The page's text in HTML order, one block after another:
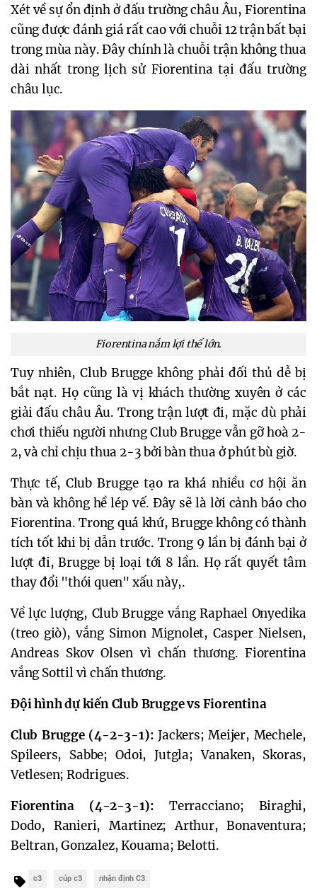
Xét về sự ổn định ở đấu trường châu Âu, Fiorentina
cũng được đánh giá rất cao với chuỗi 12 trận bất bại
trong mùa này. Đây chính là chuỗi trận không thua
dài nhất trong lịch sử Fiorentina tại đấu trường
châu lục.
Fiorentina nắm lợi thế lớn.
Tuy nhiên, Club Brugge không phải đối thủ dễ bị
bắt nạt. Họ cũng là vị khách thường xuyên ở các
giải đấu châu Âu. Trong trận lượt đi, mặc dù phải
chơi thiếu người nhưng Club Brugge vẫn gỡ hoà 2-
2, và chỉ chịu thua 2-3 bởi bàn thua ở phút bù giờ.
Thực tế, Club Brugge tạo ra khá nhiều cơ hội ăn
bàn và không hề lép vế. Đây sẽ là lời cảnh báo cho
Fiorentina. Trong quá khứ, Brugge không có thành
tích tốt khi bị dẫn trước. Trong 9 lần bị đánh bại ở
lượt đi, Brugge bị loại tới 8 lần. Họ rất quyết tâm
thay đổi "thói quen" xấu này,.
Về lực lượng, Club Brugge vắng Raphael Onyedika
(treo giò), vắng Simon Mignolet, Casper Nielsen,
Andreas Skov Olsen vì chấn thương. Fiorentina
vắng Sottil vì chấn thương.
Đội hình dự kiến Club Brugge vs Fiorentina
Club Brugge (4-2-3-1):Jackers; Meijer, Mechele,
Spileers, Sabbe; Odoi, Jutgla; Vanaken, Skoras,
Vetlesen; Rodrigues.
Fiorentina (4-2-3-1): Terracciano; Biraghi,
Dodo, Ranieri, Martinez; Arthur, Bonaventura;
Beltran, Gonzalez, Kouama; Belotti.
c3 cúp c3 nhận định C3